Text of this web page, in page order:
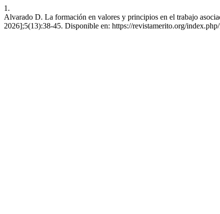
1.
Alvarado D. La formación en valores y principios en el trabajo
2026];5(13):38-45. Disponible en: https://revistamerito.org/